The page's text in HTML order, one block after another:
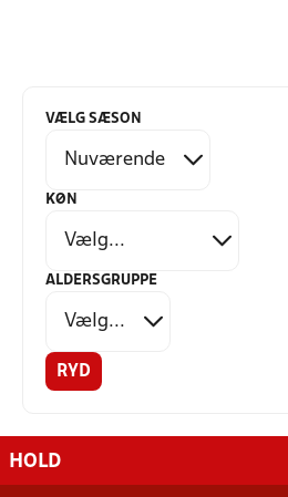
VÆLG SÆSON
KØN
ALDERSGRUPPE
RYD
HOLD